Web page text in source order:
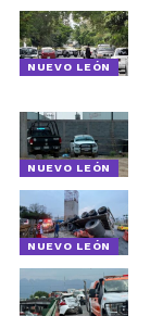
NUEVO LEÓN
NUEVO LEÓN
NUEVO LEÓN